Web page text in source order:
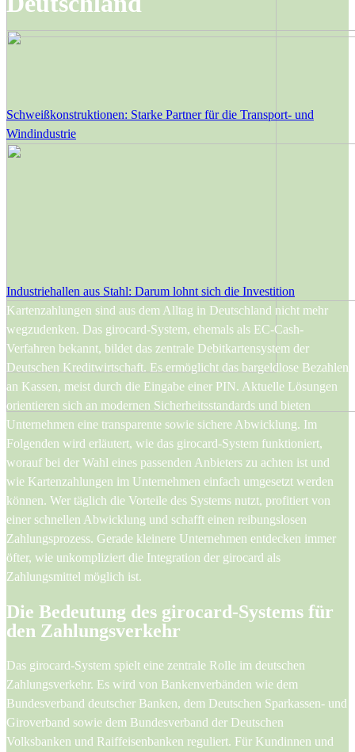
Schweißkonstruktionen: Starke Partner für die Transport- und
Windindustrie
Industriehallen aus Stahl: Darum lohnt sich die Investition
Kartenzahlungen sind aus dem Alltag in Deutschland nicht mehr
wegzudenken. Das girocard-System, ehemals als EC-Cash-
Verfahren bekannt, bildet das zentrale Debitkartensystem der
Deutschen Kreditwirtschaft. Es ermöglicht das bargeldlose Bezahlen
an Kassen, meist durch die Eingabe einer PIN. Aktuelle Lösungen
orientieren sich an modernen Sicherheitsstandards und bieten
Unternehmen eine transparente sowie sichere Abwicklung. Im
Folgenden wird erläutert, wie das girocard-System funktioniert,
worauf bei der Wahl eines passenden Anbieters zu achten ist und
wie Kartenzahlungen im Unternehmen einfach umgesetzt werden
können. Wer täglich die Vorteile des Systems nutzt, profitiert von
einer schnellen Abwicklung und schafft einen reibungslosen
Zahlungsprozess. Gerade kleinere Unternehmen entdecken immer
öfter, wie unkompliziert die Integration der girocard als
Zahlungsmittel möglich ist.
Die Bedeutung des girocard-Systems für
den Zahlungsverkehr
Das girocard-System spielt eine zentrale Rolle im deutschen
Zahlungsverkehr. Es wird von Bankenverbänden wie dem
Bundesverband deutscher Banken, dem Deutschen Sparkassen- und
Giroverband sowie dem Bundesverband der Deutschen
Volksbanken und Raiffeisenbanken reguliert. Für Kundinnen und